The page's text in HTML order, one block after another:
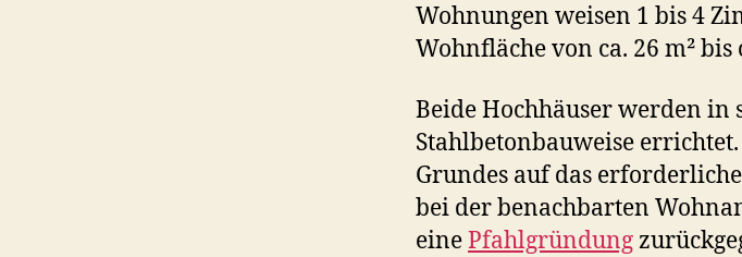
Wohnungen weisen 1 bis 4
Wohnfläche von ca. 26 m² bis
Beide Hochhäuser werden
Stahlbetonbauweise
Grundes auf das
bei der benachbarten
einePfahlgründung